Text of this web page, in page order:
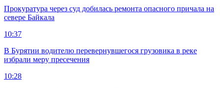
Прокуратура через суд добилась ремонта опасного причала на
севере Байкала
10:37
В Бурятии водителю перевернувшегося грузовика в реке
избрали меру пресечения
10:28